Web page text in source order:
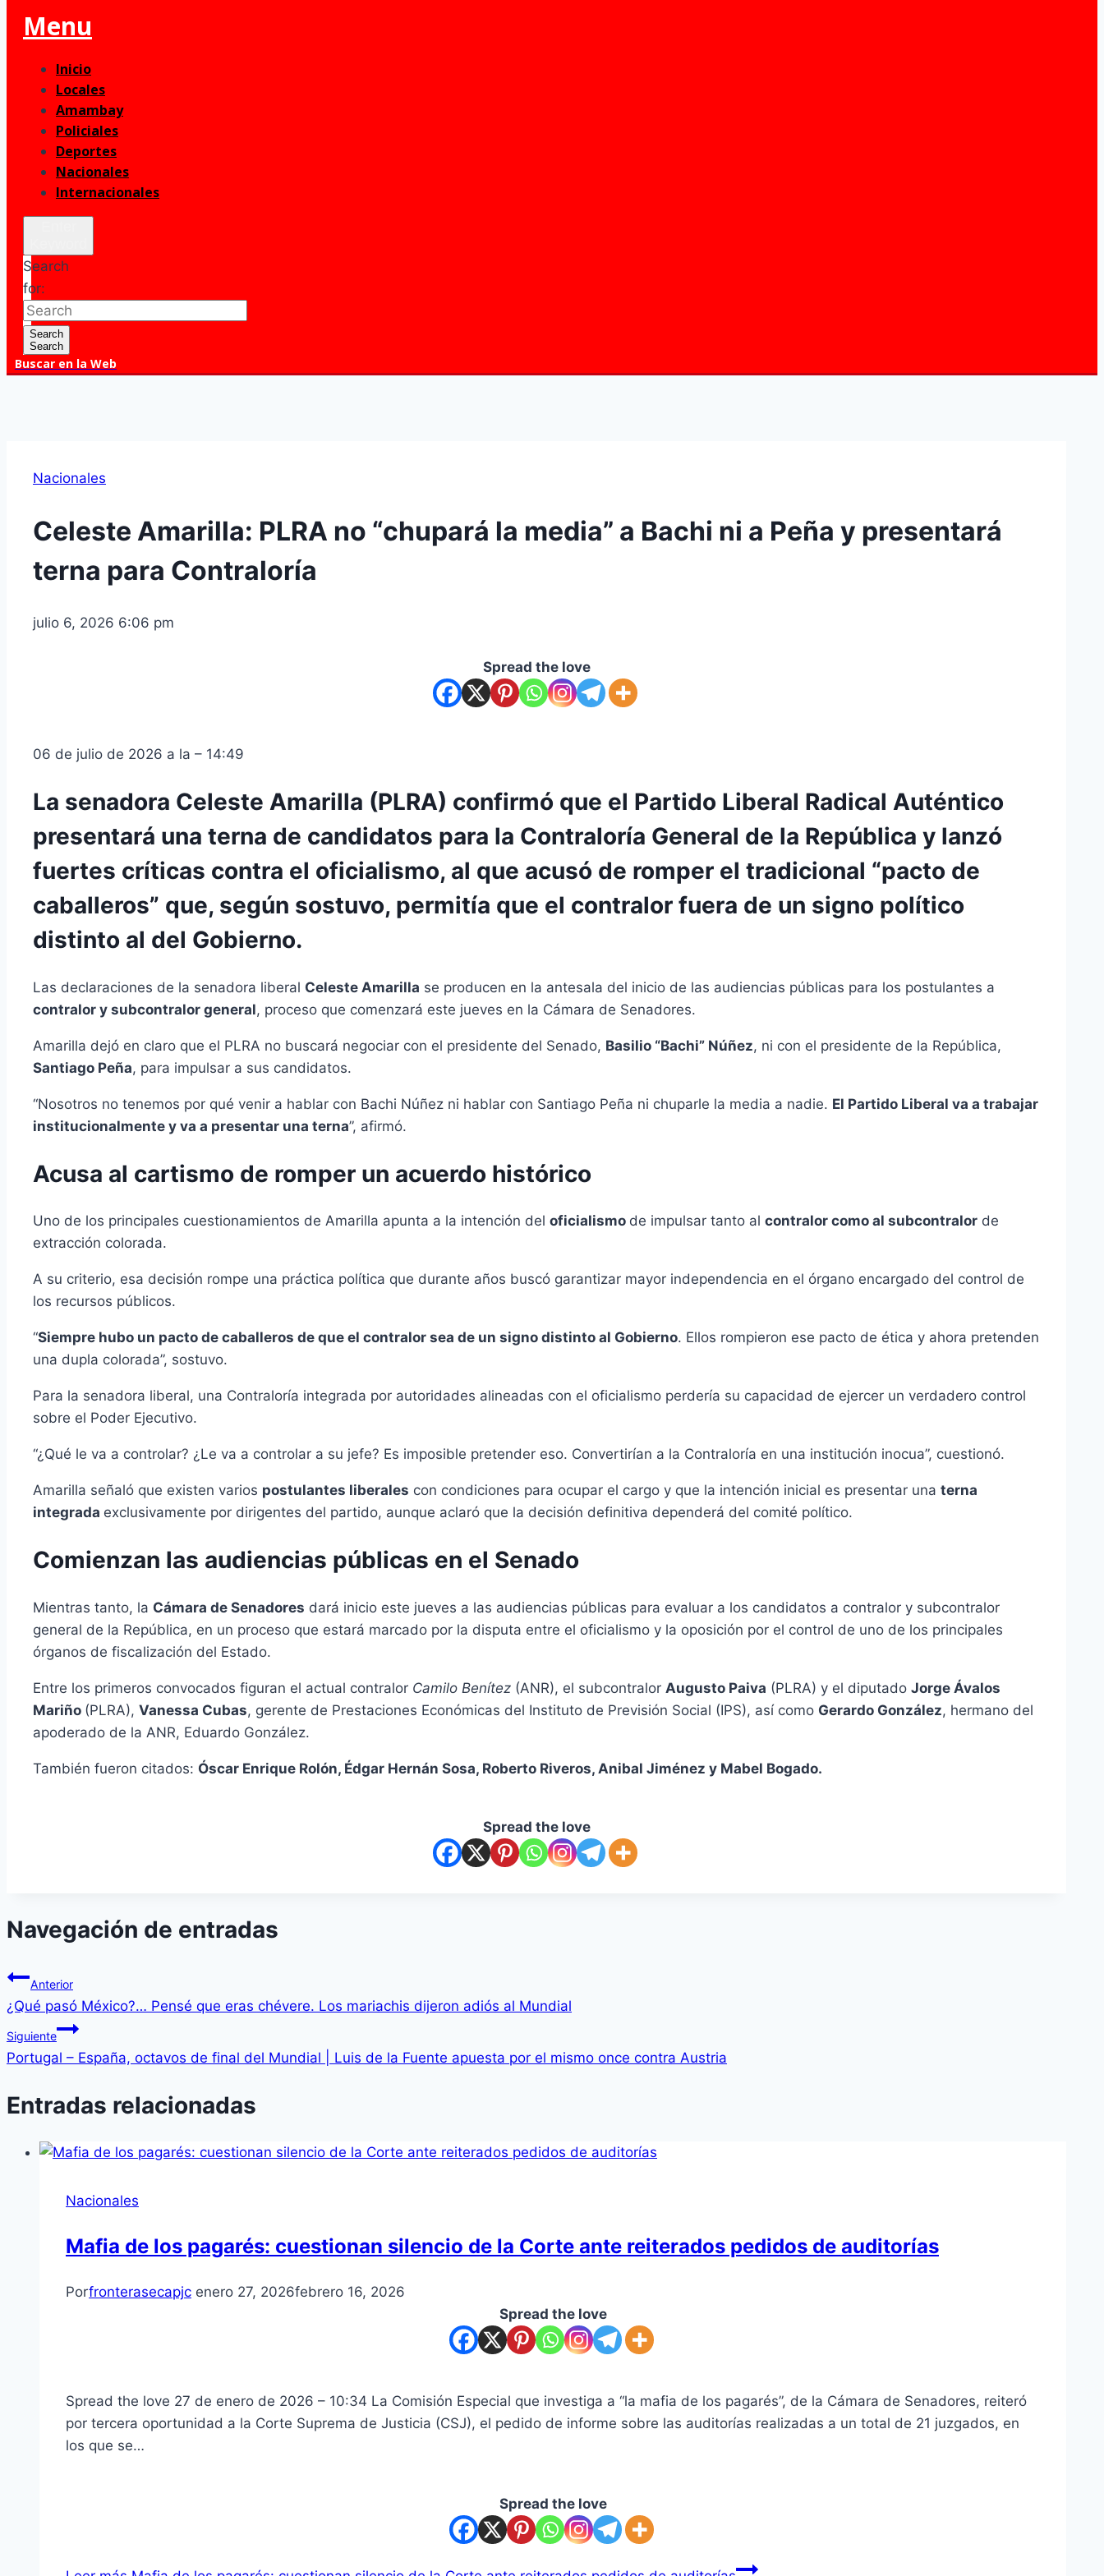
Menu
Inicio
Locales
Amambay
Policiales
Deportes
Nacionales
Internacionales
Search
for:
Search
Search
Buscar en la Web
Nacionales
Celeste Amarilla: PLRA no “chupará la media” a Bachi ni a Peña y presentará
terna para Contraloría
julio 6, 2026 6:06 pm
Spread the love
06 de julio de 2026 a la – 14:49
La senadora Celeste Amarilla (PLRA) confirmó que el Partido Liberal Radical Auténtico
presentará una terna de candidatos para la Contraloría General de la República y lanzó
fuertes críticas contra el oficialismo, al que acusó de romper el tradicional “pacto de
caballeros” que, según sostuvo, permitía que el contralor fuera de un signo político
distinto al del Gobierno.
Las declaraciones de la senadora liberal Celeste Amarilla se producen en la antesala del inicio de las audiencias públicas para los postulantes a
contralor y subcontralor general, proceso que comenzará este jueves en la Cámara de Senadores.
Amarilla dejó en claro que el PLRA no buscará negociar con el presidente del Senado, Basilio “Bachi” Núñez, ni con el presidente de la República,
Santiago Peña, para impulsar a sus candidatos.
“Nosotros no tenemos por qué venir a hablar con Bachi Núñez ni hablar con Santiago Peña ni chuparle la media a nadie. El Partido Liberal va a trabajar
institucionalmente y va a presentar una terna”, afirmó.
Acusa al cartismo de romper un acuerdo histórico
Uno de los principales cuestionamientos de Amarilla apunta a la intención del oficialismo de impulsar tanto al contralor como al subcontralor de
extracción colorada.
A su criterio, esa decisión rompe una práctica política que durante años buscó garantizar mayor independencia en el órgano encargado del control de
los recursos públicos.
“Siempre hubo un pacto de caballeros de que el contralor sea de un signo distinto al Gobierno. Ellos rompieron ese pacto de ética y ahora pretenden
una dupla colorada”, sostuvo.
Para la senadora liberal, una Contraloría integrada por autoridades alineadas con el oficialismo perdería su capacidad de ejercer un verdadero control
sobre el Poder Ejecutivo.
“¿Qué le va a controlar? ¿Le va a controlar a su jefe? Es imposible pretender eso. Convertirían a la Contraloría en una institución inocua”, cuestionó.
Amarilla señaló que existen varios postulantes liberales con condiciones para ocupar el cargo y que la intención inicial es presentar una terna
integrada exclusivamente por dirigentes del partido, aunque aclaró que la decisión definitiva dependerá del comité político.
Comienzan las audiencias públicas en el Senado
Mientras tanto, la Cámara de Senadores dará inicio este jueves a las audiencias públicas para evaluar a los candidatos a contralor y subcontralor
general de la República, en un proceso que estará marcado por la disputa entre el oficialismo y la oposición por el control de uno de los principales
órganos de fiscalización del Estado.
Entre los primeros convocados figuran el actual contralor Camilo Benítez (ANR), el subcontralor Augusto Paiva (PLRA) y el diputado Jorge Ávalos
Mariño (PLRA), Vanessa Cubas, gerente de Prestaciones Económicas del Instituto de Previsión Social (IPS), así como Gerardo González, hermano del
apoderado de la ANR, Eduardo González.
También fueron citados: Óscar Enrique Rolón, Édgar Hernán Sosa, Roberto Riveros, Anibal Jiménez y Mabel Bogado.
Spread the love
Navegación de entradas
Anterior
¿Qué pasó México?… Pensé que eras chévere. Los mariachis dijeron adiós al Mundial
Siguiente
Portugal – España, octavos de final del Mundial | Luis de la Fuente apuesta por el mismo once contra Austria
Entradas relacionadas
Nacionales
Mafia de los pagarés: cuestionan silencio de la Corte ante reiterados pedidos de auditorías
Porfronterasecapjc enero 27, 2026febrero 16, 2026
Spread the love
Spread the love 27 de enero de 2026 – 10:34 La Comisión Especial que investiga a “la mafia de los pagarés”, de la Cámara de Senadores, reiteró
por tercera oportunidad a la Corte Suprema de Justicia (CSJ), el pedido de informe sobre las auditorías realizadas a un total de 21 juzgados, en
los que se…
Spread the love